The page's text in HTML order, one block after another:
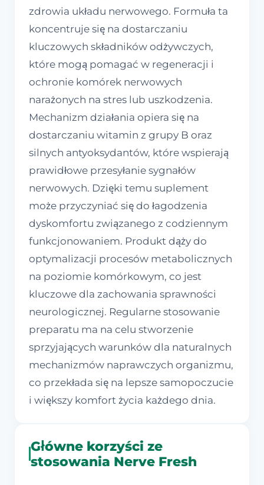
zdrowia układu nerwowego. Formuła ta
koncentruje się na dostarczaniu
kluczowych składników odżywczych,
które mogą pomagać w regeneracji i
ochronie komórek nerwowych
narażonych na stres lub uszkodzenia.
Mechanizm działania opiera się na
dostarczaniu witamin z grupy B oraz
silnych antyoksydantów, które wspierają
prawidłowe przesyłanie sygnałów
nerwowych. Dzięki temu suplement
może przyczyniać się do łagodzenia
dyskomfortu związanego z codziennym
funkcjonowaniem. Produkt dąży do
optymalizacji procesów metabolicznych
na poziomie komórkowym, co jest
kluczowe dla zachowania sprawności
neurologicznej. Regularne stosowanie
preparatu ma na celu stworzenie
sprzyjających warunków dla naturalnych
mechanizmów naprawczych organizmu,
co przekłada się na lepsze samopoczucie
i większy komfort życia każdego dnia.
Główne korzyści ze
stosowania Nerve Fresh